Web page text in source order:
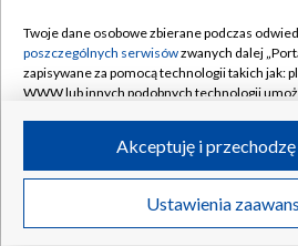
Rada Programowa
System NOS
Informacje o nadawcy
Program dla prasy
Ogłoszenie przetargowe
Kontakt
Kanały
©2026 Telewizja Polska
Twoje dane osobowe zbierane podczas
poszczególnych serwisówzwanych dalej
zapisywane za pomocą technologii takich jak:
WWW lub innych podobnych technologii
ruchu w Internecie.
Twoje dane osobowe zbierane podczas
poszczególnych serwisówna Portalu, takie jak
Ustawienia
Akceptuję i